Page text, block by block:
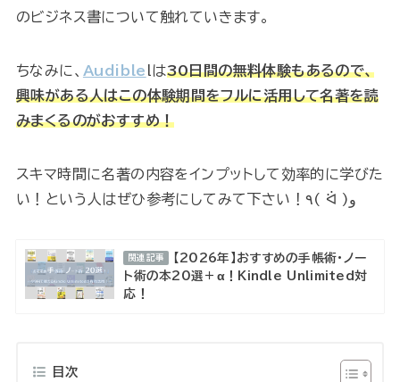
のビジネス書について触れていきます。
ちなみに、 Audible lは30日間の無料体験もあるので、
興味がある人はこの体験期間をフルに活用して名著を読
みまくるのがおすすめ！
スキマ時間に名著の内容をインプットして効率的に学びた
い！という人はぜひ参考にしてみて下さい！٩( ᐛ )و
関連記事
【2026年】おすすめの手帳術・ノー
ト術の本20選＋α！Kindle Unlimited対
応！
目次